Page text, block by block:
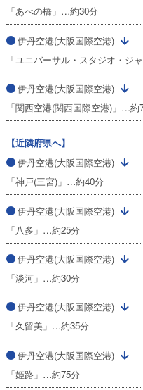
「あべの橋」…約30分
伊丹空港(大阪国際空港)
「ユニバーサル・スタジオ・ジ
伊丹空港(大阪国際空港)
「関西空港(関西国際空港)」…約
【近隣府県へ】
伊丹空港(大阪国際空港)
「神戸(三宮)」…約40分
伊丹空港(大阪国際空港)
「八多」…約25分
伊丹空港(大阪国際空港)
「淡河」…約30分
伊丹空港(大阪国際空港)
「久留美」…約35分
伊丹空港(大阪国際空港)
「姫路」…約75分